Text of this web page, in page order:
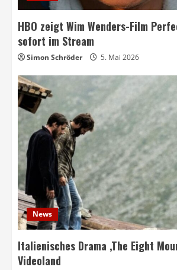
HBO zeigt Wim Wenders-Film
sofort im Stream
Simon Schröder 5. Mai 2026
News
Italienisches Drama ‚The Eight
Videoland